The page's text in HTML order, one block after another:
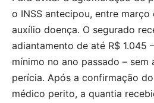
o INSS antecipou, entre
auxílio doença. O segurado
adiantamento de até R$ 1.045
mínimo no ano passado – sem
perícia. Após a confirmação
médico perito, a quantia